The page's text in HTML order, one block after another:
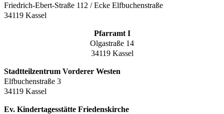
Friedrich-Ebert-Straße 112 / Ecke Elfbuchenstraße
34119 Kassel
Pfarramt I
Olgastraße 14
34119 Kassel
Stadtteilzentrum Vorderer Westen
Elfbuchenstraße 3
34119 Kassel
Ev. Kindertagesstätte Friedenskirche